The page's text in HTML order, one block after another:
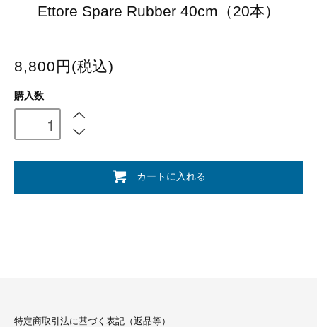
Ettore Spare Rubber 40cm（20本）
8,800円(税込)
購入数
カートに入れる
特定商取引法に基づく表記（返品等）